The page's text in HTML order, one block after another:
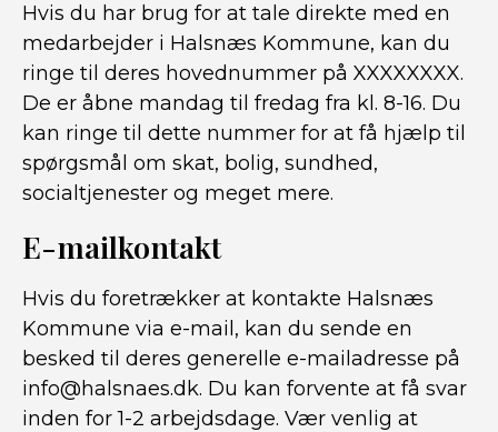
Hvis du har brug for at tale direkte med en
medarbejder i Halsnæs Kommune, kan du
ringe til deres hovednummer på XXXXXXXX.
De er åbne mandag til fredag ​​fra kl. 8-16. Du
kan ringe til dette nummer for at få hjælp til
spørgsmål om skat, bolig, sundhed,
socialtjenester og meget mere.
E-mailkontakt
Hvis du foretrækker at kontakte Halsnæs
Kommune via e-mail, kan du sende en
besked til deres generelle e-mailadresse på
info@halsnaes.dk. Du kan forvente at få svar
inden for 1-2 arbejdsdage. Vær venlig at